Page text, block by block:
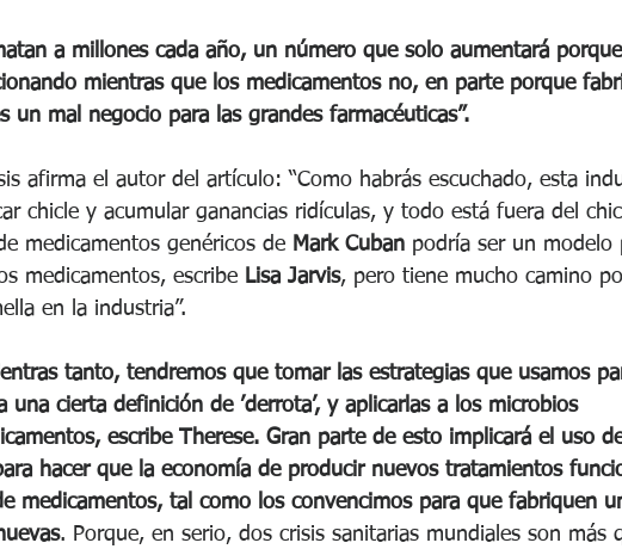
a millones cada año, un número que solo aumentará
mientras que los medicamentos no, en parte porque
un mal negocio para las grandes farmacéuticas”.
afirma el autor del artículo: “Como habrás escuchado, esta
chicle y acumular ganancias ridículas, y todo está fuera del
medicamentos genéricos de Mark Cuban podría ser un modelo
medicamentos, escribe Lisa Jarvis, pero tiene mucho camino
en la industria”.
tanto, tendremos que tomar las estrategias que usamos
una cierta definición de ’derrota’, y aplicarlas a los microbios
escribe Therese. Gran parte de esto implicará el uso
hacer que la economía de producir nuevos tratamientos
medicamentos, tal como los convencimos para que fabriquen
. Porque, en serio, dos crisis sanitarias mundiales son más